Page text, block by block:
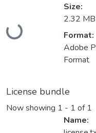
Loading...
Size:
2.32 MB
Format:
Adobe
Format
License bundle
Now showing 1 - 1 of 1
Name: